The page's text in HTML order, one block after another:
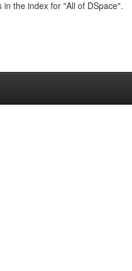
the index for "All of DSpace".